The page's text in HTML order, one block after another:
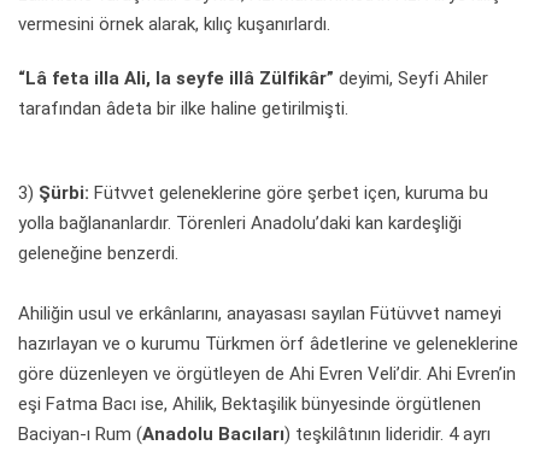
vermesini örnek alarak, kılıç kuşanırlardı.
“Lâ feta illa Ali, la seyfe illâ Zülfikâr” deyimi, Seyfi Ahiler
tarafından âdeta bir ilke haline getirilmişti.
3) Şürbi: Fütvvet geleneklerine göre şerbet içen, kuruma bu
yolla bağlananlardır. Törenleri Anadolu’daki kan kardeşliği
geleneğine benzerdi.
Ahiliğin usul ve erkânlarını, anayasası sayılan Fütüvvet nameyi
hazırlayan ve o kurumu Türkmen örf âdetlerine ve geleneklerine
göre düzenleyen ve örgütleyen de Ahi Evren Veli’dir. Ahi Evren’in
eşi Fatma Bacı ise, Ahilik, Bektaşilik bünyesinde örgütlenen
Baciyan-ı Rum (Anadolu Bacıları) teşkilâtının lideridir. 4 ayrı